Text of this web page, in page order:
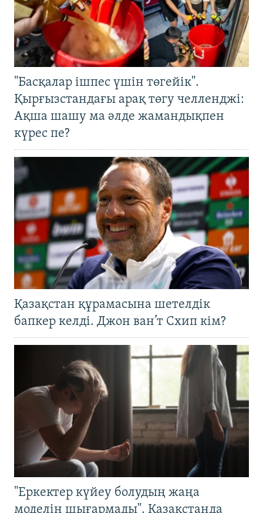
"Басқалар ішпес үшін төгейік".
Қырғызстандағы арақ төгу челленджі:
Ақша шашу ма әлде жамандықпен
күрес пе?
Қазақстан құрамасына шетелдік
бапкер келді. Джон ван’т Схип кім?
"Еркектер күйеу болудың жаңа
моделін шығармады". Қазақстанда